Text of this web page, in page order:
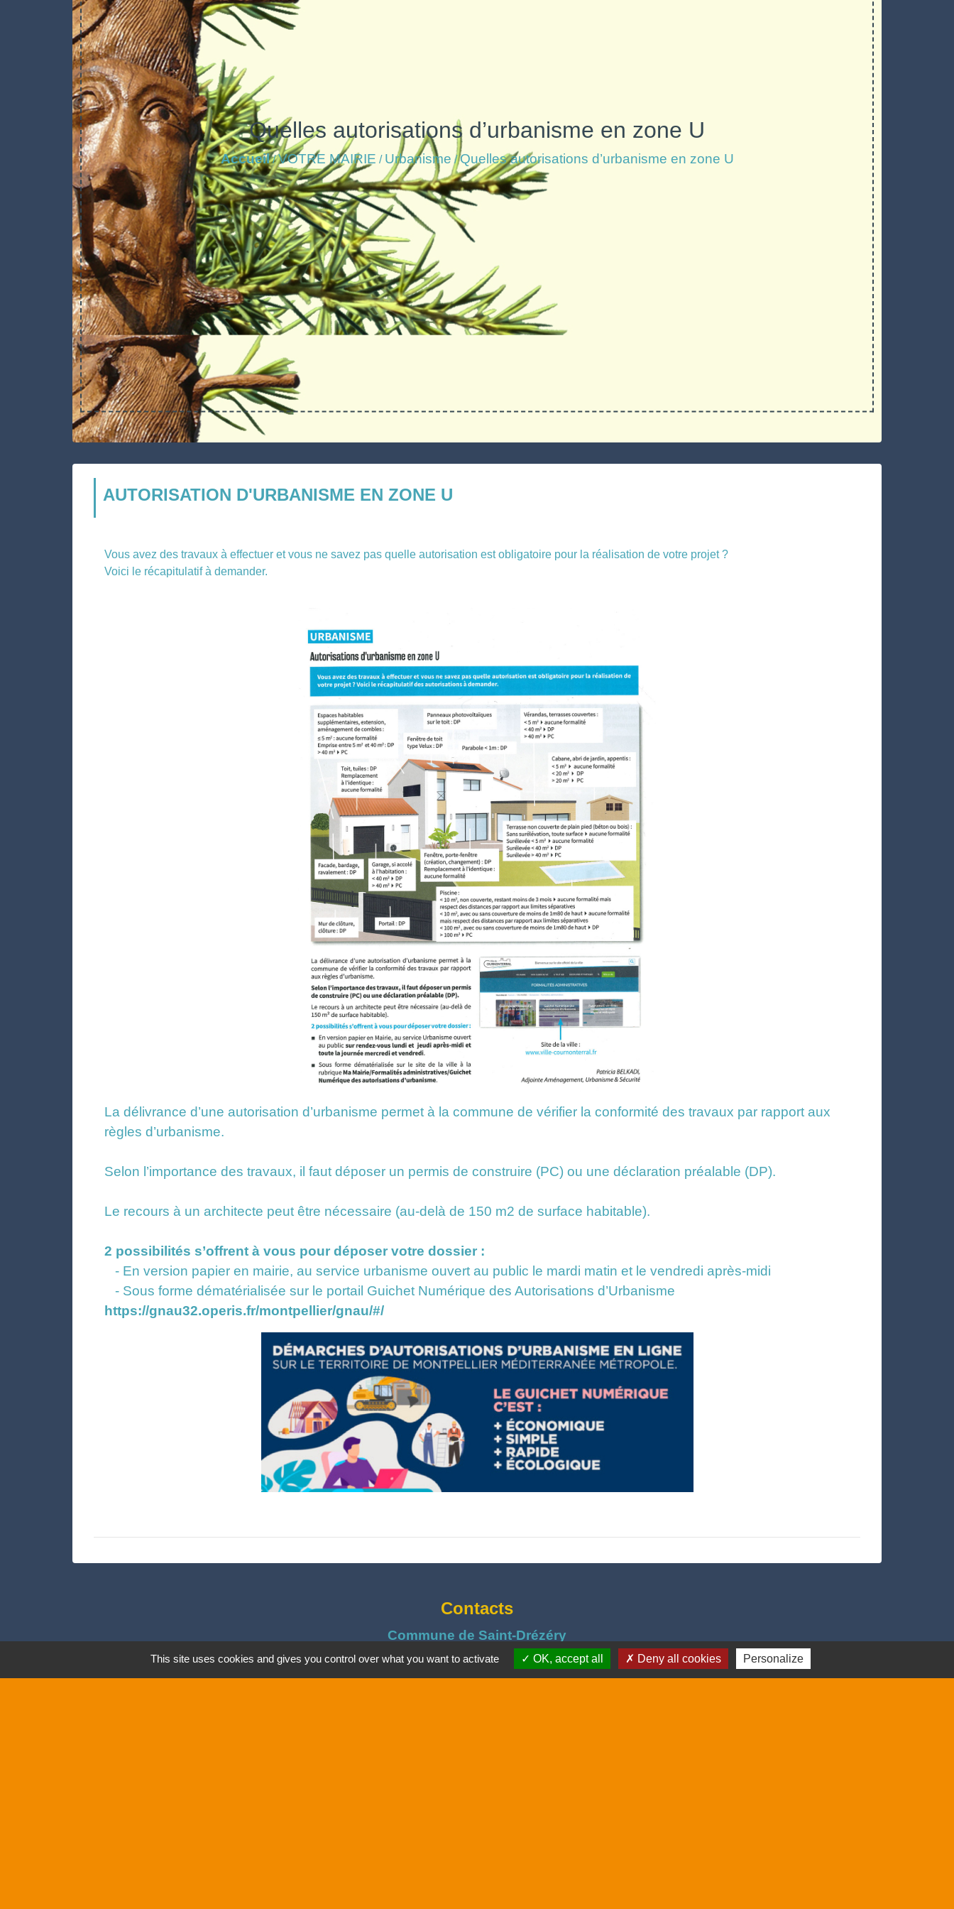
Quelles autorisations d’urbanisme en zone U
Accueil/VOTRE MAIRIE / Urbanisme /Quelles autorisations d’urbanisme en zone U
AUTORISATION D'URBANISME EN ZONE U
Vous avez des travaux à effectuer et vous ne savez pas quelle autorisation est obligatoire pour la réalisation de votre projet ?
Voici le récapitulatif à demander.
La délivrance d’une autorisation d’urbanisme permet à la commune de vérifier la conformité des travaux par rapport aux
règles d’urbanisme.
Selon l’importance des travaux, il faut déposer un permis de construire (PC) ou une déclaration préalable (DP).
Le recours à un architecte peut être nécessaire (au-delà de 150 m2 de surface habitable).
2 possibilités s’offrent à vous pour déposer votre dossier :
- En version papier en mairie, au service urbanisme ouvert au public le mardi matin et le vendredi après-midi
- Sous forme dématérialisée sur le portail Guichet Numérique des Autorisations d’Urbanisme
https://gnau32.operis.fr/montpellier/gnau/#/
Contacts
Commune de Saint-Drézéry
Place Cambacérès
34160 Saint-Drézéry - FRANCE
This site uses cookies and gives you control over what you want to activate OK, accept all Deny all cookies Personalize